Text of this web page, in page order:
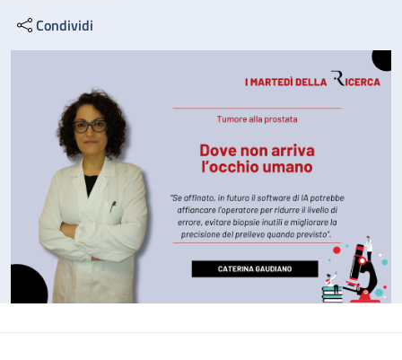
Condividi